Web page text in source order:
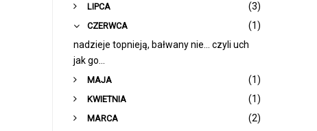
LIPCA (3)
CZERWCA
(1)
nadzieje topnieją, bałwany nie... czyli uch
jak go...
MAJA (1)
KWIETNIA (1)
MARCA (2)